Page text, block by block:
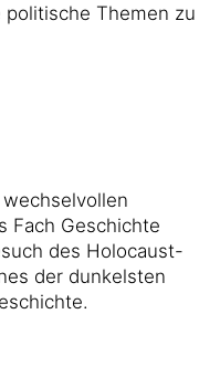
Themen zu
Fach Geschichte
des Holocaust-
der dunkelsten